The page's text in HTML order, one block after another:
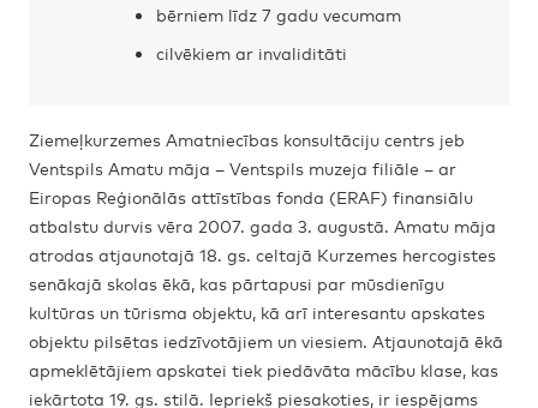
bērniem līdz 7 gadu vecumam
cilvēkiem ar invaliditāti
Ziemeļkurzemes Amatniecības konsultāciju centrs jeb
Ventspils Amatu māja – Ventspils muzeja filiāle – ar
Eiropas Reģionālās attīstības fonda (ERAF) finansiālu
atbalstu durvis vēra 2007. gada 3. augustā. Amatu māja
atrodas atjaunotajā 18. gs. celtajā Kurzemes hercogistes
senākajā skolas ēkā, kas pārtapusi par mūsdienīgu
kultūras un tūrisma objektu, kā arī interesantu apskates
objektu pilsētas iedzīvotājiem un viesiem. Atjaunotajā ēkā
apmeklētājiem apskatei tiek piedāvāta mācību klase, kas
iekārtota 19. gs. stilā. Iepriekš piesakoties, ir iespējams